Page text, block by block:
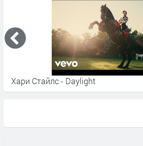
Хари Стайлс - Daylight